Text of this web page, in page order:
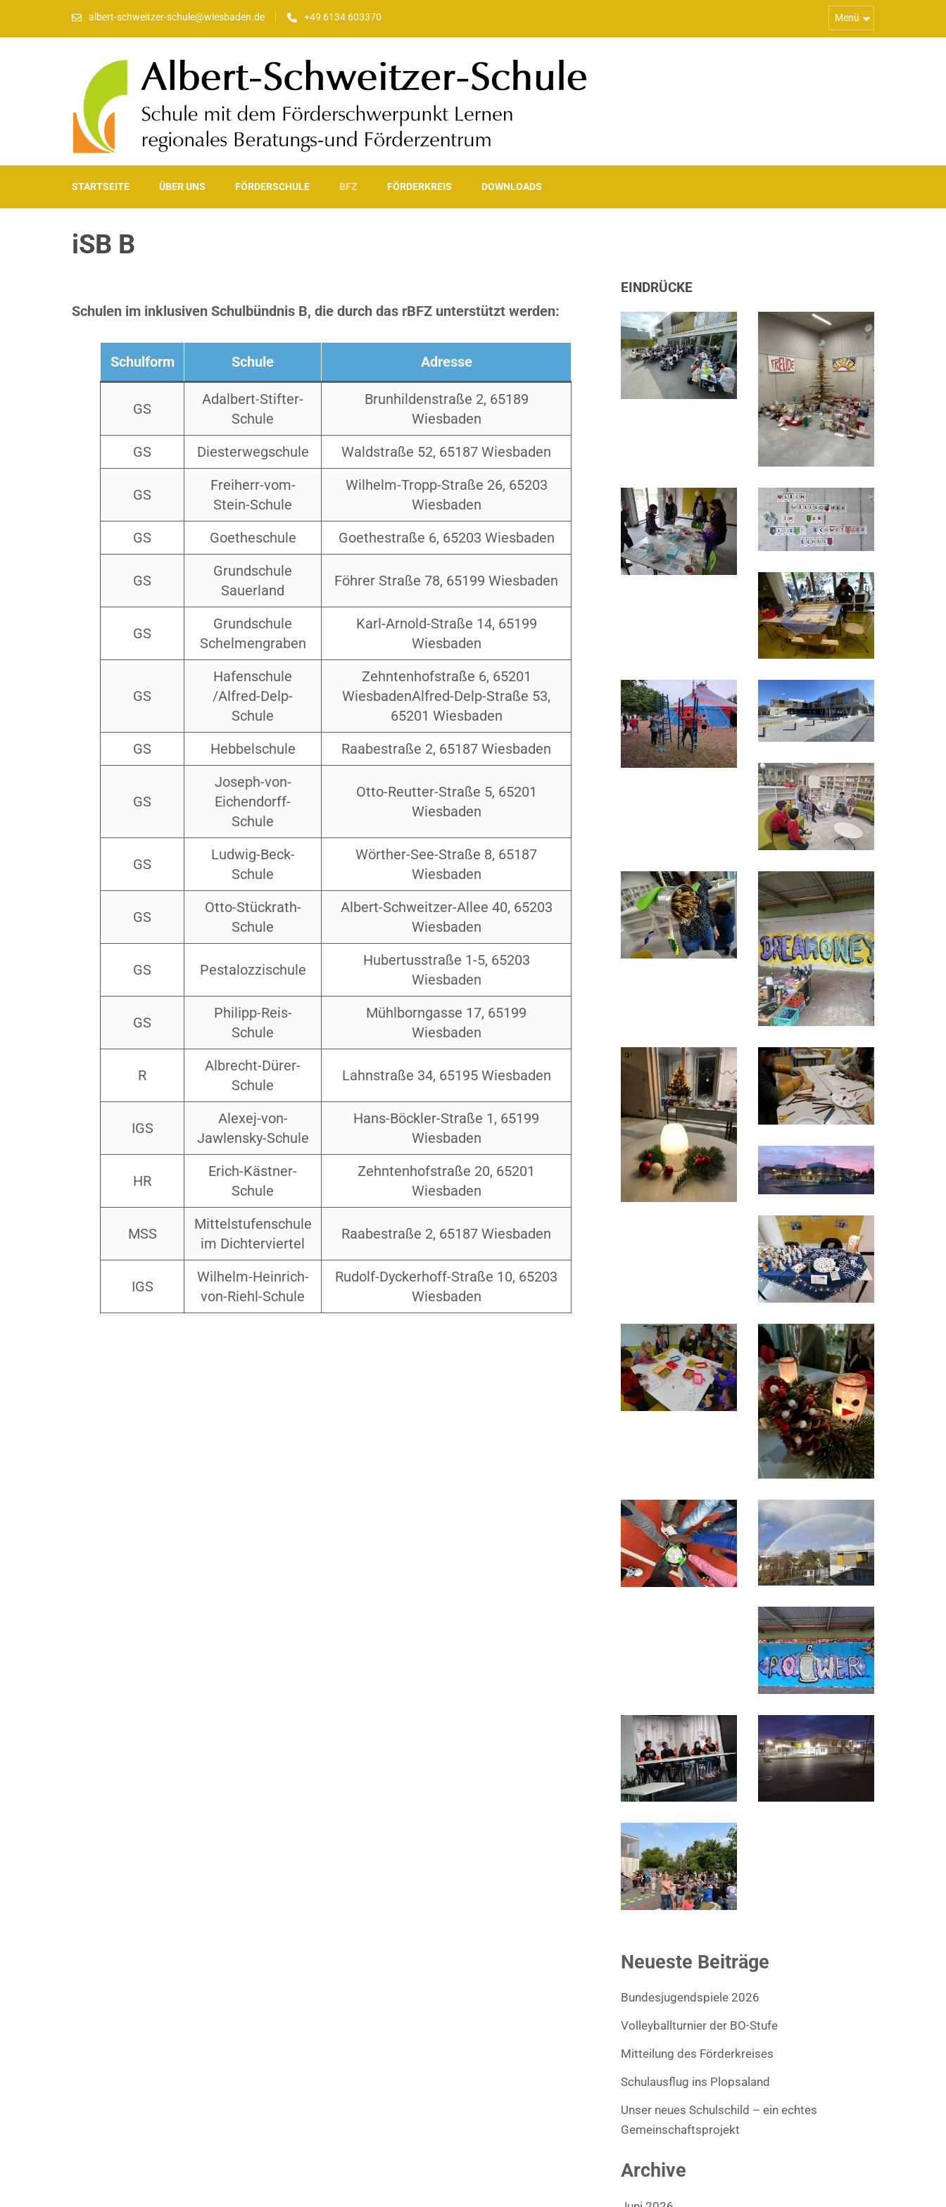
albert-schweitzer-schule@wiesbaden.de +49 6134 603370 Menü
Albert-Schweitzer-Schule
STARTSEITE ÜBER UNS FÖRDERSCHULE BFZ FÖRDERKREIS DOWNLOADS
iSB B
Schulen im inklusiven Schulbündnis B, die durch das rBFZ unterstützt werden:
Schulform Schule Adresse
GS
Adalbert-Stifter-
Schule
Brunhildenstraße 2, 65189
Wiesbaden
GS
Diesterwegschule Waldstraße 52, 65187 Wiesbaden
GS
Freiherr-vom-
Stein-Schule
Wilhelm-Tropp-Straße 26, 65203
Wiesbaden
GS
Goetheschule Goethestraße 6, 65203 Wiesbaden
GS
Grundschule
Sauerland
Föhrer Straße 78, 65199 Wiesbaden
GS
Grundschule
Schelmengraben
Karl-Arnold-Straße 14, 65199
Wiesbaden
GS
Hafenschule
/Alfred-Delp-
Schule
Zehntenhofstraße 6, 65201
WiesbadenAlfred-Delp-Straße 53,
65201 Wiesbaden
GS
Hebbelschule Raabestraße 2, 65187 Wiesbaden
GS
Joseph-von-
Eichendorff-
Schule
Otto-Reutter-Straße 5, 65201
Wiesbaden
GS
Ludwig-Beck-
Schule
Wörther-See-Straße 8, 65187
Wiesbaden
GS
Otto-Stückrath-
Schule
Albert-Schweitzer-Allee 40, 65203
Wiesbaden
GS Pestalozzischule
Hubertusstraße 1-5, 65203
Wiesbaden
GS
Philipp-Reis-
Schule
Mühlborngasse 17, 65199
Wiesbaden
R
Albrecht-Dürer-
Schule
Lahnstraße 34, 65195 Wiesbaden
IGS
Alexej-von-
Jawlensky-Schule
Hans-Böckler-Straße 1, 65199
Wiesbaden
HR
Erich-Kästner-
Schule
Zehntenhofstraße 20, 65201
Wiesbaden
MSS
Mittelstufenschule
im Dichterviertel
Raabestraße 2, 65187 Wiesbaden
IGS
Wilhelm-Heinrich-
von-Riehl-Schule
Rudolf-Dyckerhoff-Straße 10, 65203
Wiesbaden
EINDRÜCKE
Neueste Beiträge
Bundesjugendspiele 2026
Volleyballturnier der BO-Stufe
Mitteilung des Förderkreises
Schulausflug ins Plopsaland
Unser neues Schulschild – ein echtes
Gemeinschaftsprojekt
Archive